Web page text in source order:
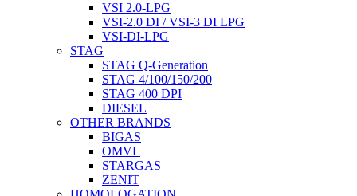
VSI 2.0-LPG
VSI-2.0 DI / VSI-3 DI LPG
VSI-DI-LPG
STAG
STAG Q-Generation
STAG 4/100/150/200
STAG 400 DPI
DIESEL
OTHER BRANDS
BIGAS
OMVL
STARGAS
ZENIT